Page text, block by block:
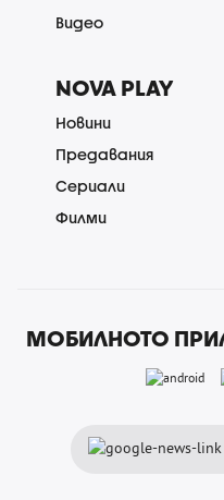
Видео
NOVA PLAY
Новини
Предавания
Сериали
Филми
МОБИЛНОТО